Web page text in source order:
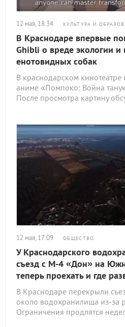
12 мая, 18:34 КУЛЬТУРА И
В Краснодаре впервые
Ghibli о вреде экологии
енотовидных собак
В краснодарском
аниме «Помпоко: Война
После просмотра картину
12 мая, 17:09 ОБЩЕСТВО
У Краснодарского
съезд с М-4 «Дон» на
теперь проехать и где
В Краснодаре перекрыли
около водохранилища из-за
Ограничения продлятся